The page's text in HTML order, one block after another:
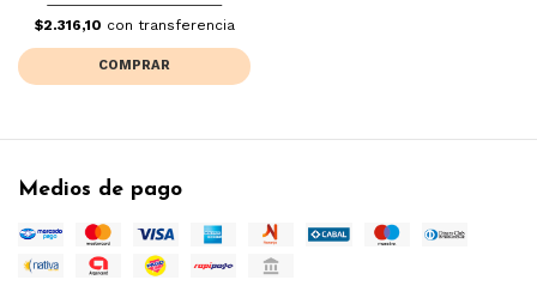
$2.316,10 con transferencia
COMPRAR
Medios de pago